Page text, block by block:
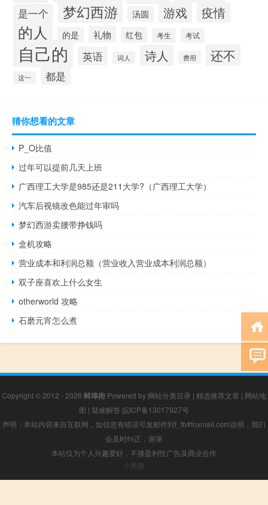
是一个 梦幻西游 汤圆 游戏 疫情
的人 的是 礼物 红包 考生 考试
自己的 英语 词人 诗人 费用 还不
这一 都是
猜你想看的文章
P_O比值
过年可以提前几天上班
广西理工大学是985还是211大学?（广西理工大学）
汽车后视镜改色能过年审吗
梦幻西游卖腰带挣钱吗
盒机攻略
营业成本和利润总额（营业收入营业成本利润总额）
双子座喜欢上什么女生
otherworld 攻略
石磨元宵怎么煮
Copyright © 2012 - 2026 蚌埠街 Powered by 网站分类目录 | 精选推荐文章 | 网站地
图 | 疑难解答 皖ICP备13017927号
声明：本站内容来自互联网，如信息有错误可发邮件到f_fb#foxmail.com说明，我们
会及时纠正，谢谢
本站仅为个人兴趣爱好，不接盈利性广告及商业合作
小男孩